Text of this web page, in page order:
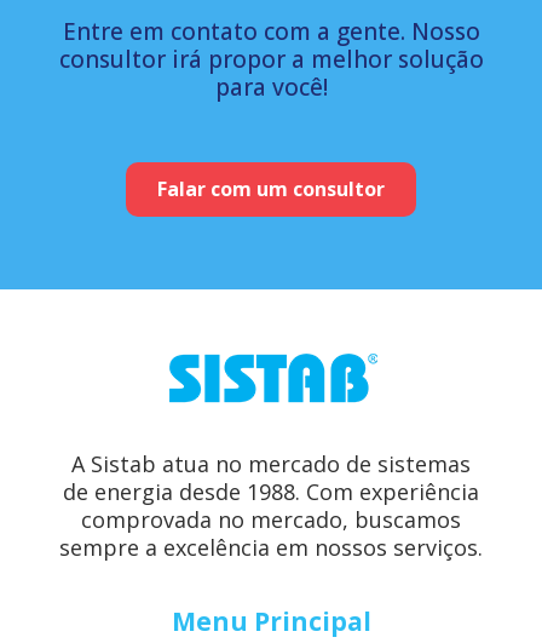
Entre em contato com a gente. Nosso
consultor irá propor a melhor solução
para você!
Falar com um consultor
A Sistab atua no mercado de sistemas
de energia desde 1988. Com experiência
comprovada no mercado, buscamos
sempre a excelência em nossos serviços.
Menu Principal